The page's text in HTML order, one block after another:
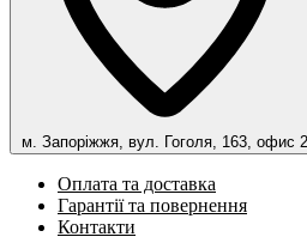
м. Запоріжжя, вул. Гоголя, 163, офис 2
Оплата та доставка
Гарантії та повернення
Контакти